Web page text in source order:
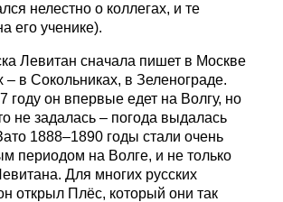
нелестно о коллегах, и те
его ученике).
Левитан сначала пишет в Москве
– в Сокольниках, в Зеленограде.
году он впервые едет на Волгу, но
не задалась – погода выдалась
1888–1890 годы стали очень
периодом на Волге, и не только
Для многих русских
открыл Плёс, который они так